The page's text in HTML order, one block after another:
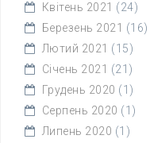
Квітень 2021 (24)
Березень 2021 (16)
Лютий 2021 (15)
Січень 2021 (21)
Грудень 2020 (1)
Серпень 2020 (1)
Липень 2020 (1)